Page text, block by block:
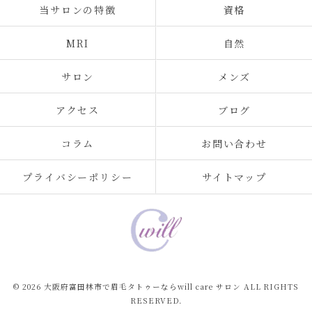
当サロンの特徴 資格
MRI 自然
サロン メンズ
アクセス ブログ
コラム お問い合わせ
プライバシーポリシー サイトマップ
© 2026 大阪府富田林市で眉毛タトゥーならwill care サロン ALL RIGHTS
RESERVED.